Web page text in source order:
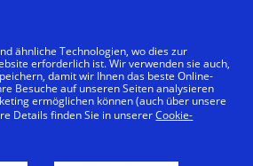
Singapore Botanic Gardens
ähnliche Technologien, wo dies zur
erforderlich ist. Wir verwenden sie auch,
damit wir Ihnen das beste Online-
Besuche auf unseren Seiten analysieren
ermöglichen können (auch über unsere
Details finden Sie in unsererCookie-